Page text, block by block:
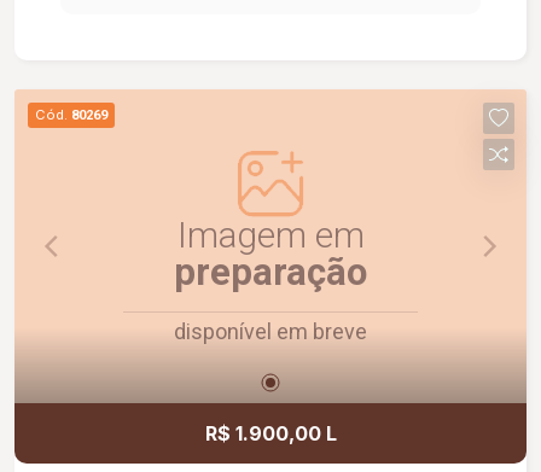
Cód. 80269
Imagem em
preparação
disponível em breve
R$ 1.900,00 L